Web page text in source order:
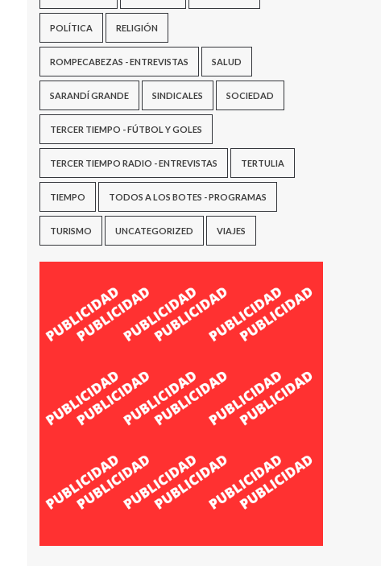
POLÍTICA RELIGIÓN
ROMPECABEZAS - ENTREVISTAS SALUD
SARANDÍ GRANDE SINDICALES SOCIEDAD
TERCER TIEMPO - FÚTBOL Y GOLES
TERCER TIEMPO RADIO - ENTREVISTAS TERTULIA
TIEMPO TODOS A LOS BOTES - PROGRAMAS
TURISMO UNCATEGORIZED VIAJES